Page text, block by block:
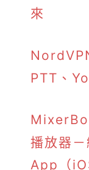
來
PTT、
播放器
App（